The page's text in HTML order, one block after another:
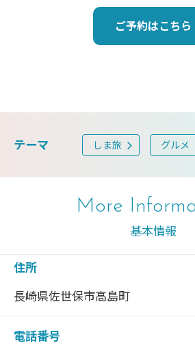
ご予約はこちら
テーマ しま旅 グルメ
More
基本情報
住所
長崎県佐世保市高島町
電話番号